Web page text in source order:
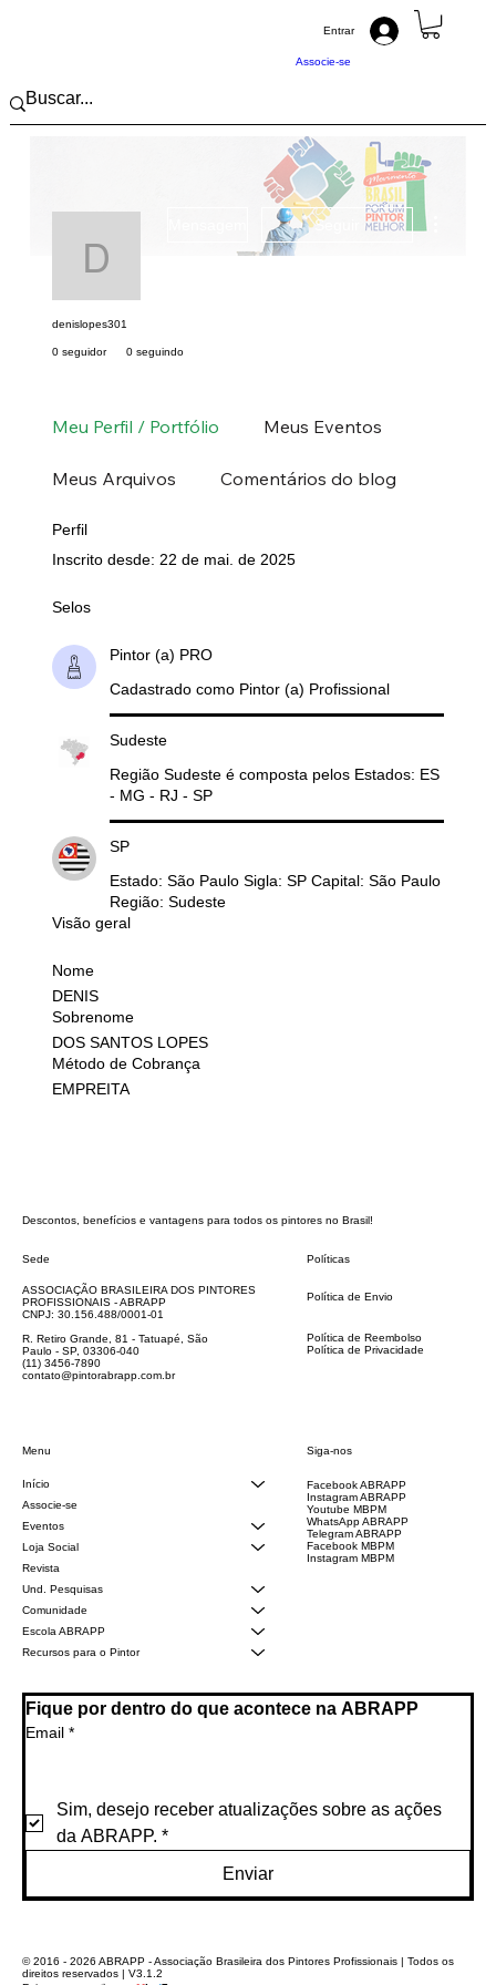
Associe-se
Entrar
denislopes301
Seguir
denislopes301
0 seguidor 0 seguindo
Meu Perfil / Portfólio Meus Eventos
Meus Arquivos Comentários do blog
Perfil
Inscrito desde: 22 de mai. de 2025
Selos
Pintor (a) PRO
Cadastrado como Pintor (a) Profissional
Sudeste
Região Sudeste é composta pelos Estados: ES
- MG - RJ - SP
SP
Estado: São Paulo Sigla: SP Capital: São Paulo
Região: Sudeste
Visão geral
Nome
DENIS
Sobrenome
DOS SANTOS LOPES
Método de Cobrança
EMPREITA
Descontos, benefícios e vantagens para todos os pintores no Brasil!
Sede
ASSOCIAÇÃO BRASILEIRA DOS PINTORES
PROFISSIONAIS - ABRAPP
CNPJ: 30.156.488/0001-01
R. Retiro Grande, 81 - Tatuapé, São
Paulo - SP, 03306-040
(11) 3456-7890
contato@pintorabrapp.com.br
Menu
Início
Associe-se
Eventos
Loja Social
Revista
Und. Pesquisas
Comunidade
Escola ABRAPP
Recursos para o Pintor
Políticas
Política de Envio
Política de Reembolso
Política de Privacidade
Siga-nos
Facebook ABRAPP
Instagram ABRAPP
Youtube MBPM
WhatsApp ABRAPP
Telegram ABRAPP
Facebook MBPM
Instagram MBPM
Fique por dentro do que acontece na ABRAPP
Email *
Sim, desejo receber atualizações sobre as ações
da ABRAPP. *
Enviar
© 2016 - 2026 ABRAPP - Associação Brasileira dos Pintores Profissionais | Todos os
direitos reservados | V3.1.2